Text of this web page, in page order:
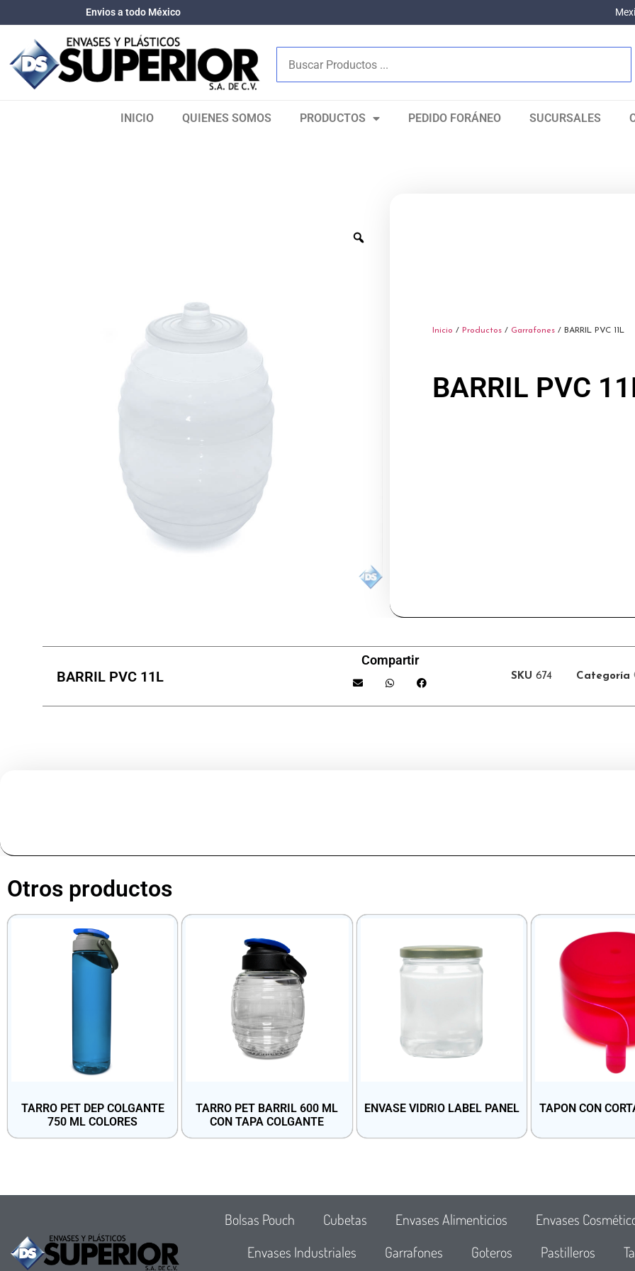
Envios a todo México
INICIO QUIENES SOMOS​ PRODUCTOS PEDIDO FORÁNEO SUCURSALES
Inicio / Productos / Garrafones / BARRIL PVC 11L
BARRIL PVC
BARRIL PVC 11L
Compartir
SKU 674 Categoría
Otros productos
TARRO PET DEP COLGANTE
750 ML COLORES
TARRO PET BARRIL 600 ML
CON TAPA COLGANTE
ENVASE VIDRIO LABEL PANEL TAPON CON
Bolsas Pouch Cubetas Envases Alimenticios
Envases
Envases Industriales
Garrafones Goteros Pastilleros